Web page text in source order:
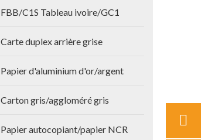
FBB/C1S Tableau ivoire/GC1
Carte duplex arrière grise
Papier d'aluminium d'or/argent
Carton gris/aggloméré gris
Papier autocopiant/papier NCR